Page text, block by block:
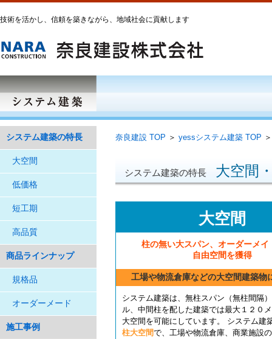
技術を活かし、信頼を築きながら、地域社会に貢献します
システム建築の特長
大空間
低価格
短工期
高品質
商品ラインナップ
規格品
オーダーメード
施工事例
奈良建設 TOP ＞ yessシステム建築 TOP
システム建築の特長 大空間
大空間
柱の無い大スパン、オーダーメイ
自由空間を獲得
工場や物流倉庫などの大空間建築物
システム建築は、無柱スパン（無柱間隔
ル、中間柱を配した建築では最大１２０
大空間を可能にしています。 システム建
柱大空間で、工場や物流倉庫、商業施設の